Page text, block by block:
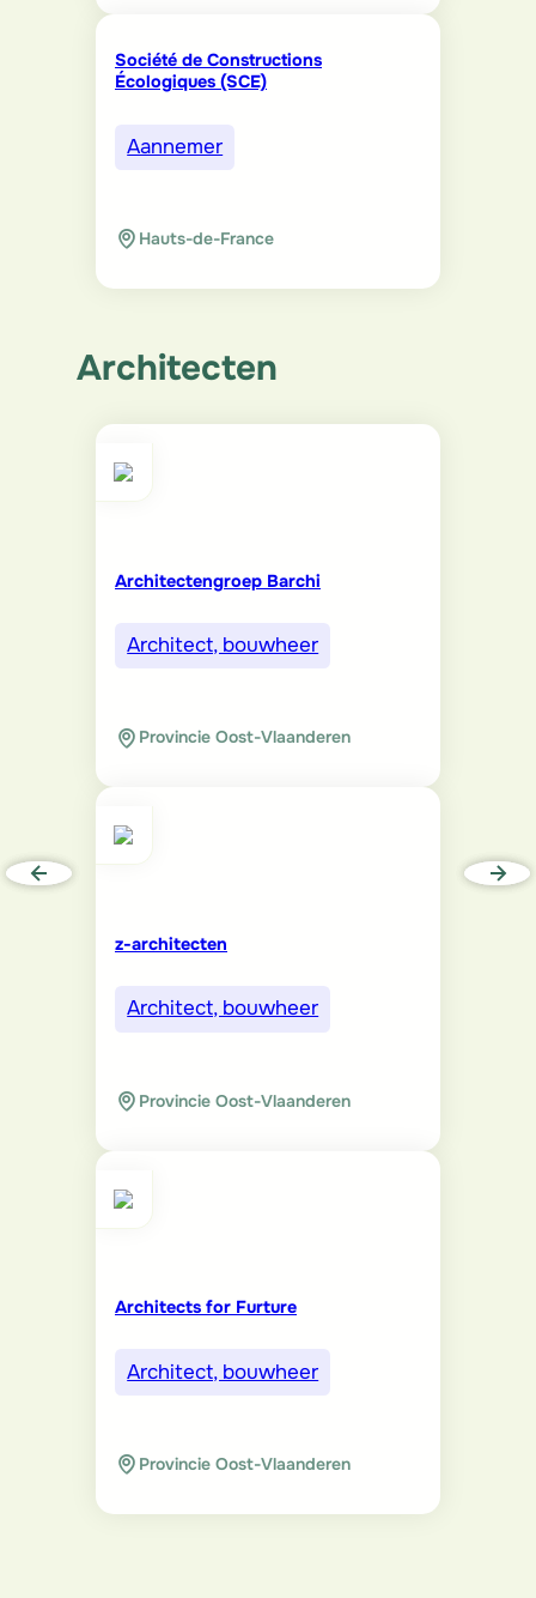
Société de Constructions
Écologiques (SCE)
Aannemer
Hauts-de-France
Architecten
Architectengroep Barchi
Architect, bouwheer
Provincie Oost-Vlaanderen
z-architecten
Architect, bouwheer
Provincie Oost-Vlaanderen
Architects for Furture
Architect, bouwheer
Provincie Oost-Vlaanderen